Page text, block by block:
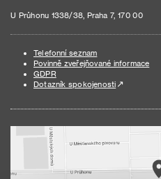
U Průhonu 1338/38, Praha 7, 170 00
Telefonní seznam
Povinně zveřejňované informace
GDPR
Dotazník spokojenosti